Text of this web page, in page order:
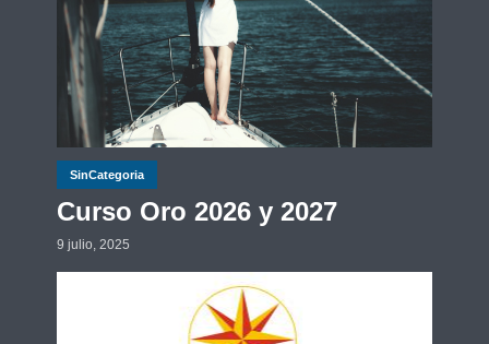
SinCategoria
Curso Oro 2026 y 2027
9 julio, 2025